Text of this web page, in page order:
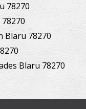
78270
Blaru 78270
Blaru 78270